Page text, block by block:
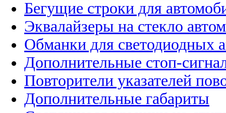
Бегущие строки для
Эквалайзеры на стекло
Обманки для светодиодных
Дополнительные стоп-
Повторители указателей
Дополнительные габариты